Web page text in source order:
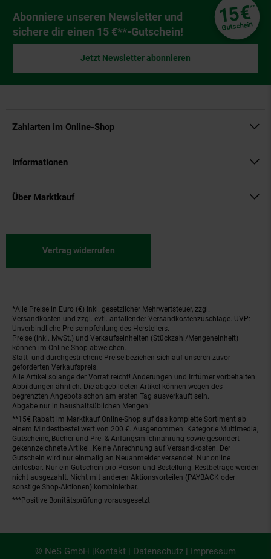
Newsletter Anmeldung
Abonniere unseren Newsletter und
sichere dir einen 15 €**-Gutschein!
15€**
Gutschein
Jetzt Newsletter abonnieren
Zahlarten im Online-Shop
Informationen
Über Marktkauf
Vertrag widerrufen
Fußnoten
*Alle Preise in Euro (€) inkl. gesetzlicher Mehrwertsteuer, zzgl.
Versandkosten und zzgl. evtl. anfallender Versandkostenzuschläge. UVP:
Unverbindliche Preisempfehlung des Herstellers.
Preise (inkl. MwSt.) und Verkaufseinheiten (Stückzahl/Mengeneinheit)
können im Online-Shop abweichen.
Statt- und durchgestrichene Preise beziehen sich auf unseren zuvor
geforderten Verkaufspreis.
Alle Artikel solange der Vorrat reicht! Änderungen und Irrtümer vorbehalten.
Abbildungen ähnlich. Die abgebildeten Artikel können wegen des
begrenzten Angebots schon am ersten Tag ausverkauft sein.
Abgabe nur in haushaltsüblichen Mengen!
**15€ Rabatt im Marktkauf Online-Shop auf das komplette Sortiment ab
einem Mindestbestellwert von 200 €. Ausgenommen: Kategorie Multimedia,
Gutscheine, Bücher und Pre- & Anfangsmilchnahrung sowie gesondert
gekennzeichnete Artikel. Keine Anrechnung auf Versandkosten. Der
Gutschein wird nur einmalig an Neuanmelder versendet. Nur online
einlösbar. Nur ein Gutschein pro Person und Bestellung. Restbeträge werden
nicht ausgezahlt. Nicht mit anderen Aktionsvorteilen (PAYBACK oder
sonstige Shop-Aktionen) kombinierbar.
***Positive Bonitätsprüfung vorausgesetzt
© NeS GmbH |Kontakt | Datenschutz | Impressum